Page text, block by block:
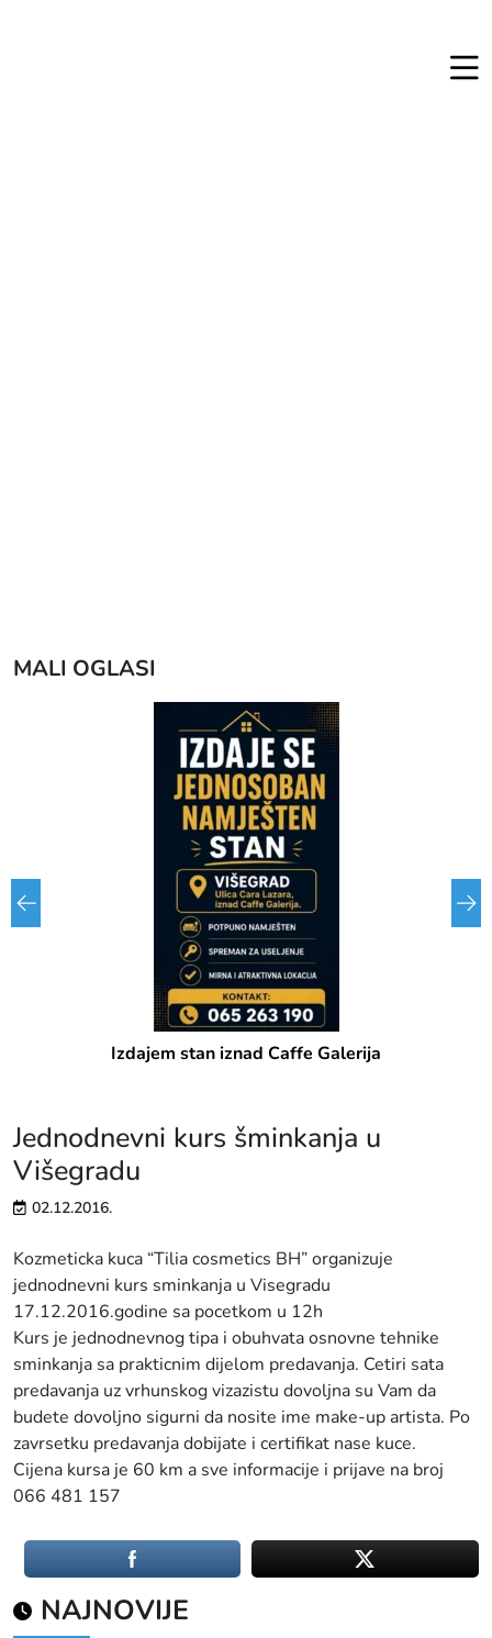
MALI OGLASI
Izdajem stan iznad Caffe Galerija
Jednodnevni kurs šminkanja u
Višegradu
02.12.2016.
Kozmeticka kuca “Tilia cosmetics BH” organizuje
jednodnevni kurs sminkanja u Visegradu
17.12.2016.godine sa pocetkom u 12h
Kurs je jednodnevnog tipa i obuhvata osnovne tehnike
sminkanja sa prakticnim dijelom predavanja. Cetiri sata
predavanja uz vrhunskog vizazistu dovoljna su Vam da
budete dovoljno sigurni da nosite ime make-up artista. Po
zavrsetku predavanja dobijate i certifikat nase kuce.
Cijena kursa je 60 km a sve informacije i prijave na broj
066 481 157
NAJNOVIJE